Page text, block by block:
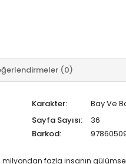
(0)
Karakter: Bay Ve
Sayfa Sayısı: 36
Barkod:
milyondan fazla insanın